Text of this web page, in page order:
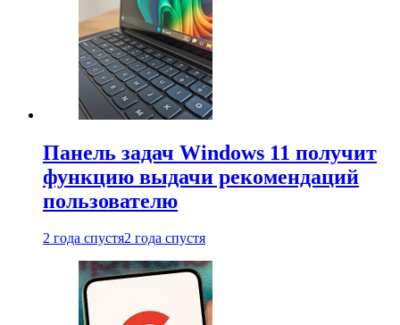
Панель задач Windows 11 получит
функцию выдачи рекомендаций
пользователю
2 года спустя2 года спустя